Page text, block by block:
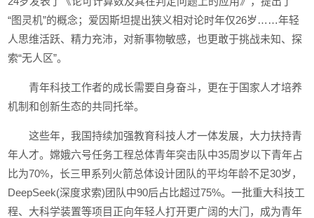
“图灵机”的概念；爱因斯坦提出狭义相对论时年仅26岁……年轻
人思维活跃、精力充沛，对新事物敏感，也更敢于挑战未知、探
索“无人区”。
青年科技工作者的成长需要自身奋斗，更在于国家人才培养
机制和创新生态的共同托举。
这些年，我国持续加强教育科技人才一体发展，大力扶持青
年人才。嫦娥六号任务工程总体青年突击队中35周岁以下青年占
比为70%，长三甲系列火箭总体设计团队的平均年龄不足30岁，
DeepSeek(深度求索)团队中90后占比超过75%。一批重大科技工
程、大科学装置等项目正向年轻人打开更广阔的大门，成为青年